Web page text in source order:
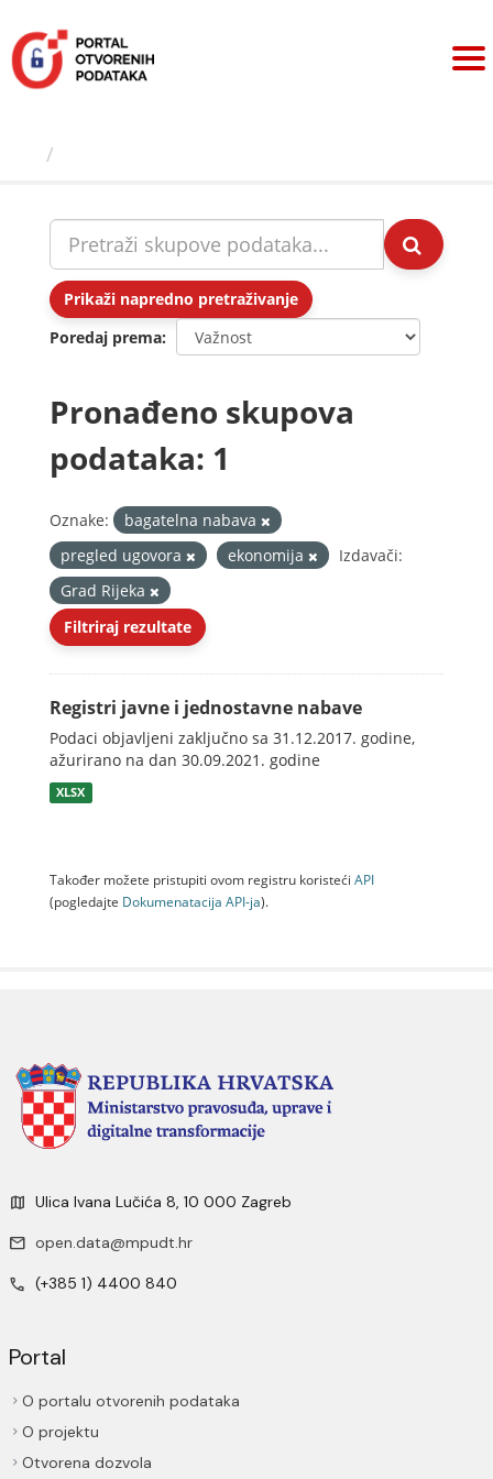
sadržaj
Prikaži napredno pretraživanje
Poredaj prema
Pronađeno skupova
podataka: 1
Oznake:
bagatelna nabava
pregled ugovora
ekonomija
Izdavači:
Grad Rijeka
Filtriraj rezultate
Registri javne i jednostavne nabave
Podaci objavljeni zaključno sa 31.12.2017. godine,
ažurirano na dan 30.09.2021. godine
XLSX
Također možete pristupiti ovom registru koristeći API
(pogledajte Dokumenаtаcijа API-jа).